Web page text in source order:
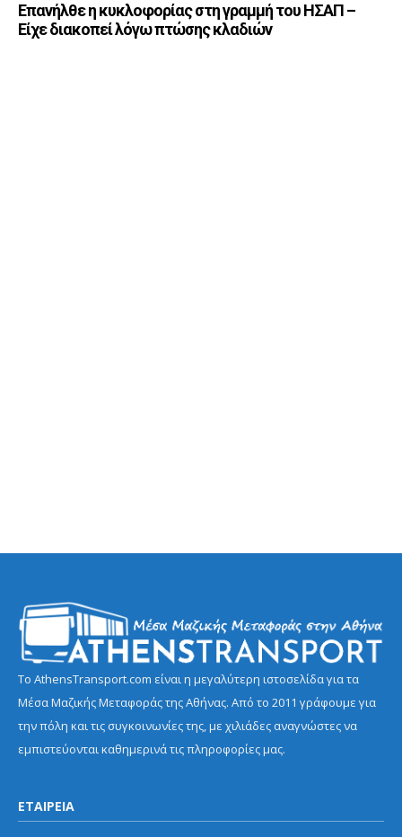
Επανήλθε η κυκλοφορίας στη γραμμή του ΗΣΑΠ –
Είχε διακοπεί λόγω πτώσης κλαδιών
Το AthensTransport.com είναι η μεγαλύτερη ιστοσελίδα για τα
Μέσα Μαζικής Μεταφοράς της Αθήνας. Από το 2011 γράφουμε για
την πόλη και τις συγκοινωνίες της, με χιλιάδες αναγνώστες να
εμπιστεύονται καθημερινά τις πληροφορίες μας.
ΕΤΑΙΡΕΙΑ